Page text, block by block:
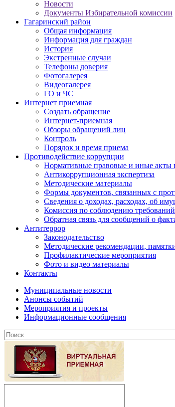
Новости
Документы Избирательной комиссии
Гагаринский район
Общая информация
Информация для граждан
История
Экстренные случаи
Телефоны доверия
Фотогалерея
Видеогалерея
ГО и ЧС
Интернет приемная
Создать обращение
Интернет-приемная
Обзоры обращений лиц
Контроль
Порядок и время приема
Противодействие коррупции
Нормативные правовые и иные акты
Антикоррупционная экспертиза
Методические материалы
Формы документов, связанных с
Сведения о доходах, расходах, об
Комиссия по соблюдению
Обратная связь для сообщений о
Антитеррор
Законодательство
Методические рекомендации,
Профилактические мероприятия
Фото и видео материалы
Контакты
Муниципальные новости
Анонсы событий
Мероприятия и проекты
Информационные сообщения